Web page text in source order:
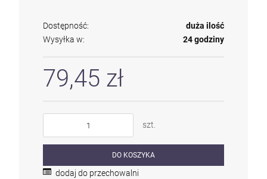
Dostępność:
duża ilość
Wysyłka w:
24 godziny
79,45 zł
szt.
DO KOSZYKA
dodaj do przechowalni